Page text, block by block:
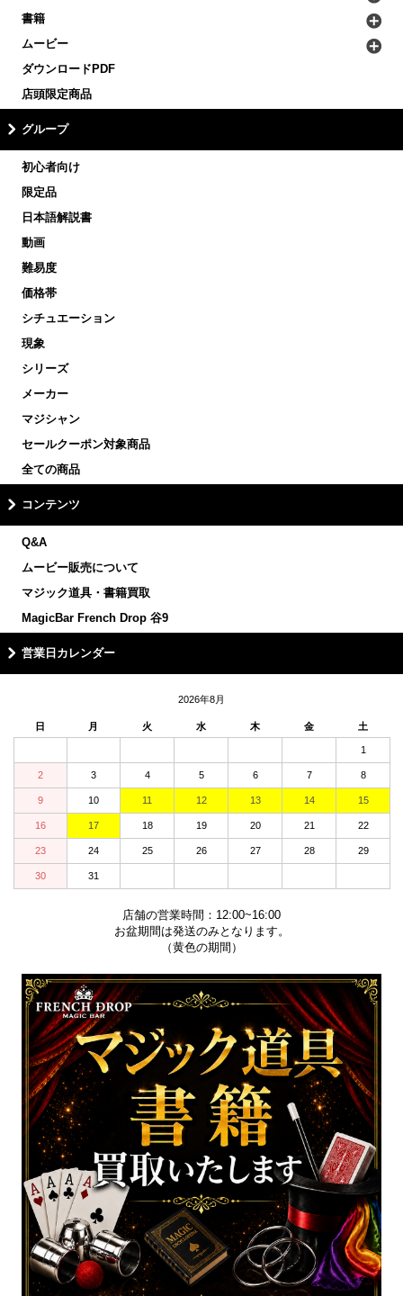
書籍
ムービー
ダウンロードPDF
店頭限定商品
グループ
初心者向け
限定品
日本語解説書
動画
難易度
価格帯
シチュエーション
現象
シリーズ
メーカー
マジシャン
セールクーポン対象商品
全ての商品
コンテンツ
Q&A
ムービー販売について
マジック道具・書籍買取
MagicBar French Drop 谷9
営業日カレンダー
2026年8月
日 月 火 水 木 金 土
1
2 3 4 5 6 7 8
9 10 11 12 13 14 15
16 17 18 19 20 21 22
23 24 25 26 27 28 29
30 31
店舗の営業時間：12:00~16:00
お盆期間は発送のみとなります。
（黄色の期間）